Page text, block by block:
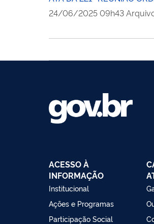
publicado
24/06/202509h43
ACESSO À
INFORMAÇÃO
Institucional
Ações e Programas
Participação Social